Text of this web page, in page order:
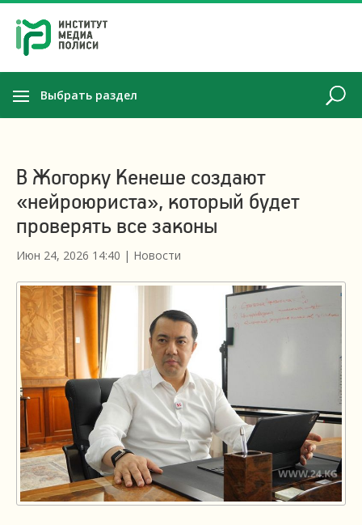
Выбрать раздел
В Жогорку Кенеше создают
«нейроюриста», который будет
проверять все законы
Июн 24, 2026 14:40 | Новости